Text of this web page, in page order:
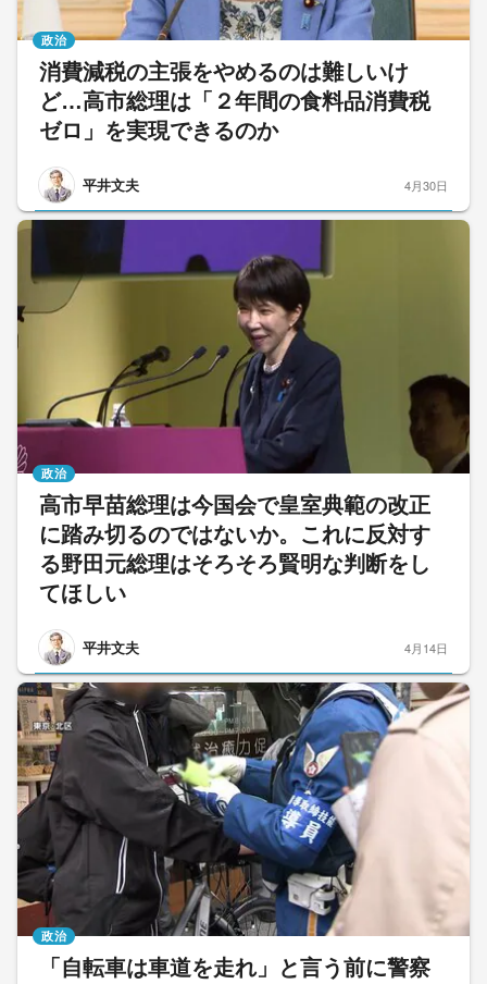
消費減税の主張をやめるのは難しいけ
ど…高市総理は「２年間の食料品消費税
ゼロ」を実現できるのか
平井文夫
政治
4月30日
高市早苗総理は今国会で皇室典範の改正
に踏み切るのではないか。これに反対す
る野田元総理はそろそろ賢明な判断をし
てほしい
平井文夫
政治
4月14日
「自転車は車道を走れ」と言う前に警察
政治